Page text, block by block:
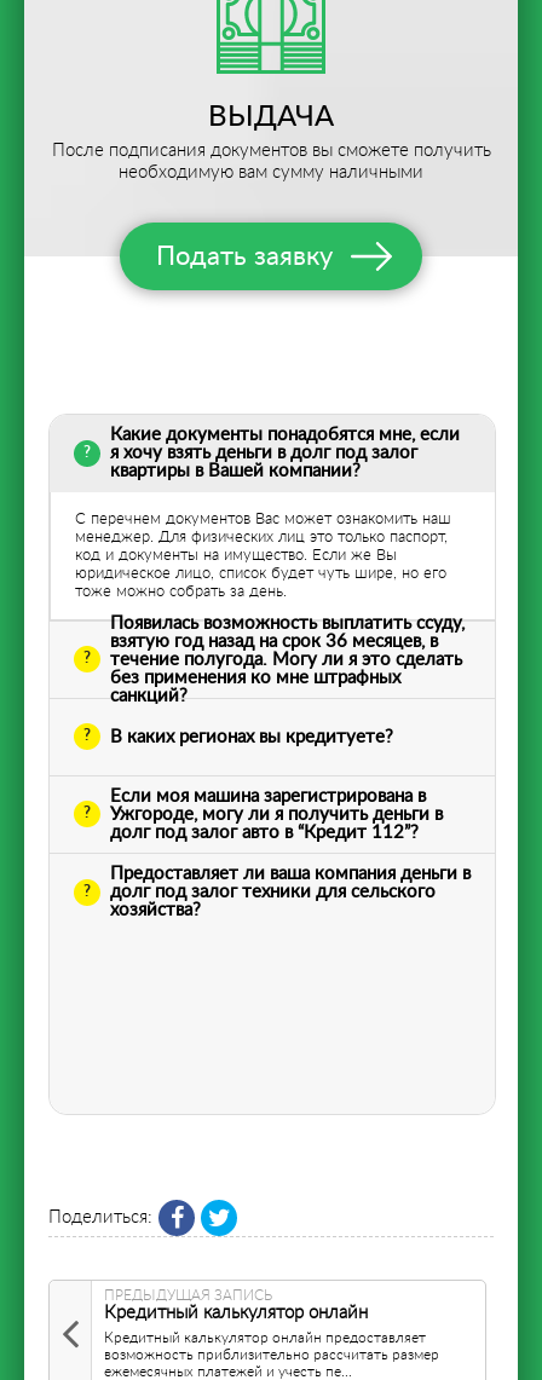
ВЫДАЧА
После подписания документов вы сможете получить
необходимую вам сумму наличными
Подать заявку
С перечнем документов Вас может ознакомить наш
менеджер. Для физических лиц это только паспорт,
код и документы на имущество. Если же Вы
юридическое лицо, список будет чуть шире, но его
тоже можно собрать за день.
Какие документы понадобятся мне, если
я хочу взять деньги в долг под залог
квартиры в Вашей компании?
Появилась возможность выплатить ссуду,
взятую год назад на срок 36 месяцев, в
течение полугода. Могу ли я это сделать
без применения ко мне штрафных
санкций?
В каких регионах вы кредитуете?
Если моя машина зарегистрирована в
Ужгороде, могу ли я получить деньги в
долг под залог авто в “Кредит 112”?
Предоставляет ли ваша компания деньги в
долг под залог техники для сельского
хозяйства?
Поделиться:
ПРЕДЫДУЩАЯ ЗАПИСЬ
Кредитный калькулятор онлайн
Кредитный калькулятор онлайн предоставляет
возможность приблизительно рассчитать размер
ежемесячных платежей и учесть пе...